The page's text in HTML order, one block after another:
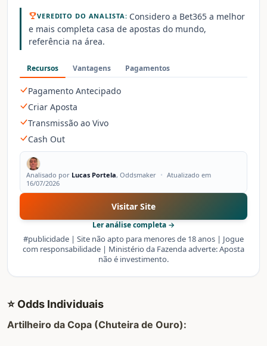
VEREDITO DO ANALISTA: Considero a Bet365 a melhor
e mais completa casa de apostas do mundo,
referência na área.
Recursos Vantagens Pagamentos
Pagamento Antecipado
Criar Aposta
Transmissão ao Vivo
Cash Out
Analisado por Lucas Portela, Oddsmaker • Atualizado em
16/07/2026
Visitar Site
Ler análise completa →
#publicidade | Site não apto para menores de 18 anos | Jogue
com responsabilidade | Ministério da Fazenda adverte: Aposta
não é investimento.
⭐ Odds Individuais
Artilheiro da Copa (Chuteira de Ouro):